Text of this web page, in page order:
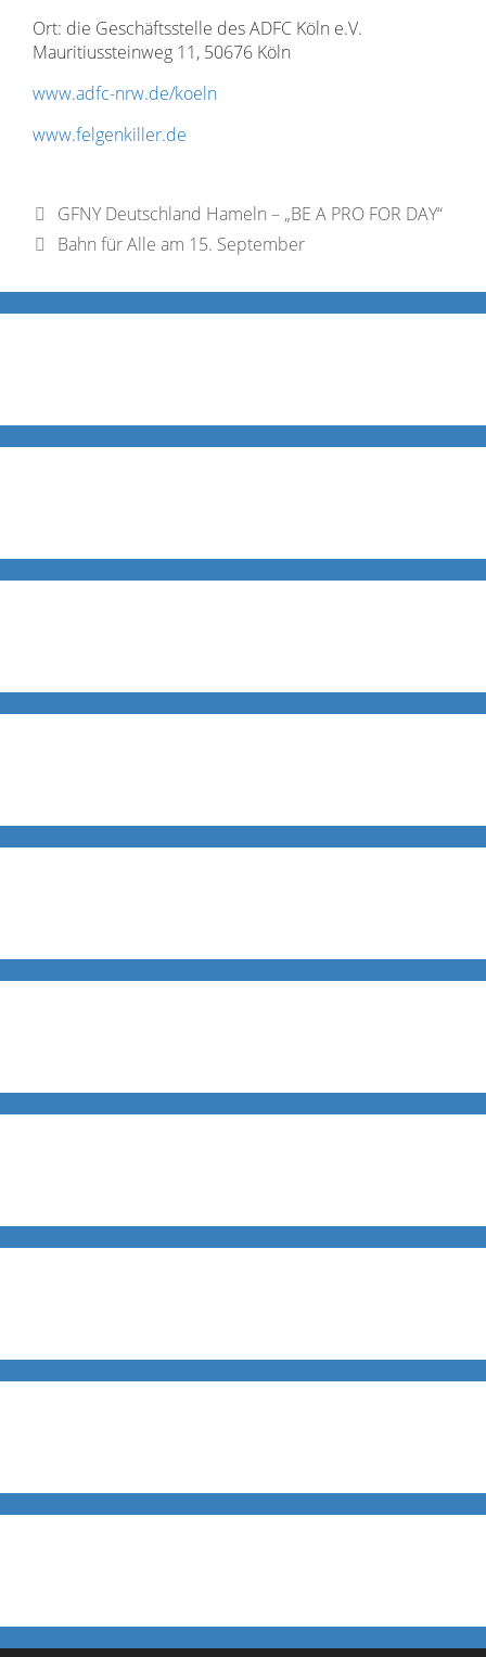
Ort: die Geschäftsstelle des ADFC Köln e.V.
Mauritiussteinweg 11, 50676 Köln
www.adfc-nrw.de/koeln
www.felgenkiller.de
GFNY Deutschland Hameln – „BE A PRO FOR DAY“
Bahn für Alle am 15. September